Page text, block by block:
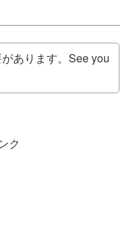
あります。See you
ク